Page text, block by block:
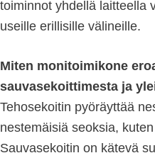
toiminnot yhdellä laitteella
useille erillisille välineille.
Miten monitoimikone
sauvasekoittimesta ja
Tehosekoitin pyöräyttää
nestemäisiä seoksia,
Sauvasekoitin on kätevä